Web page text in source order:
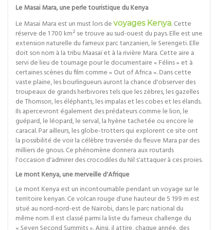
Le Masai Mara, une perle touristique du Kenya
Le Masai Mara est un must lors de voyages Kenya. Cette
réserve de 1 700 km² se trouve au sud-ouest du pays. Elle est une
extension naturelle du fameux parc tanzanien, le Serengeti. Elle
doit son nom à la tribu Maasaï et à la rivière Mara. Cette aire a
servi de lieu de tournage pour le documentaire « Félins » et à
certaines scènes du film comme « Out of Africa ». Dans cette
vaste plaine, les bourlingueurs auront la chance d'observer des
troupeaux de grands herbivores tels que les zèbres, les gazelles
de Thomson, les éléphants, les impalas et les cobes et les élands.
Ils apercevront également des prédateurs comme le lion, le
guépard, le léopard, le serval, la hyène tachetée ou encore le
caracal. Par ailleurs, les globe-trotters qui explorent ce site ont
la possibilité de voir la célèbre traversée du fleuve Mara par des
milliers de gnous. Ce phénomène donnera aux routards
l'occasion d'admirer des crocodiles du Nil s'attaquer à ces proies.
Le mont Kenya, une merveille d'Afrique
Le mont Kenya est un incontournable pendant un voyage sur le
territoire kenyan. Ce volcan rouge d'une hauteur de 5 199 m est
situé au nord-nord-est de Nairobi, dans le parc national du
même nom. Il est classé parmi la liste du fameux challenge du